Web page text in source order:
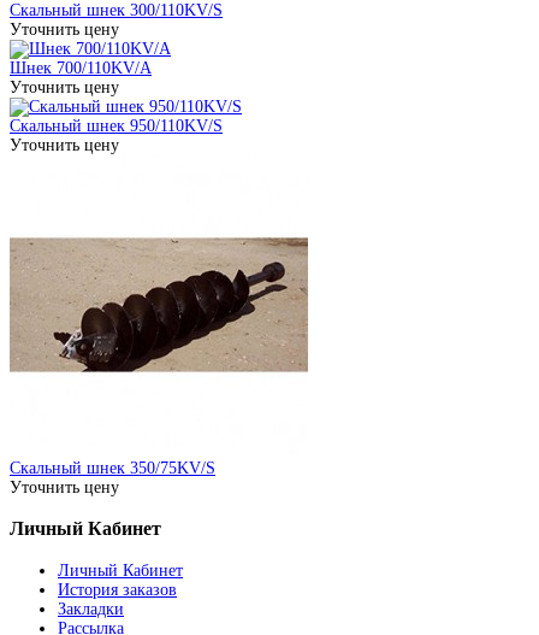
Скальный шнек 300/110KV/S
Уточнить цену
Шнек 700/110KV/A
Уточнить цену
Скальный шнек 950/110KV/S
Уточнить цену
Скальный шнек 350/75KV/S
Уточнить цену
Личный Кабинет
Личный Кабинет
История заказов
Закладки
Рассылка